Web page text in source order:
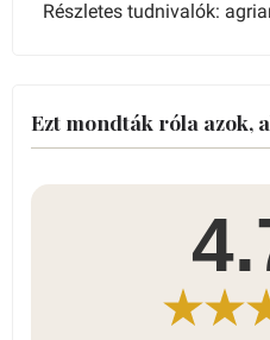
Részletes tudnivalók:
Ezt mondták róla azok,